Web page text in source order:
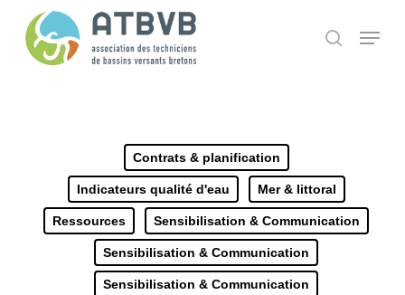
search
Menu
Contrats & planification
Indicateurs qualité d'eau Mer & littoral
Ressources Sensibilisation & Communication
Sensibilisation & Communication
Sensibilisation & Communication
Panneau de gestion des cookies